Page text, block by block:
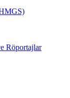
Röportajlar